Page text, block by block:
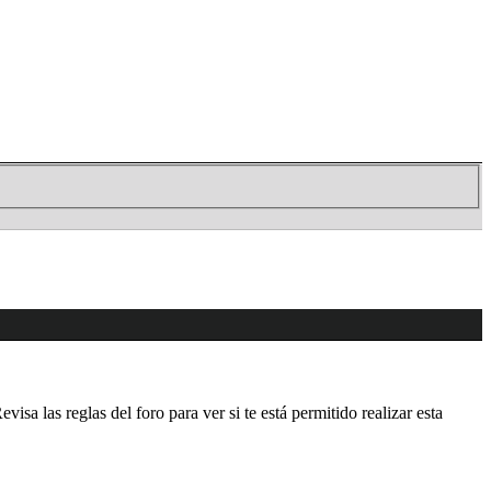
las reglas del foro para ver si te está permitido realizar esta